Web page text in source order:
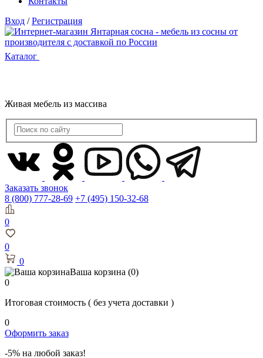
Вход / Регистрация
Каталог
Живая мебель из массива
Заказать звонок
8 (800) 777-28-69 +7 (495) 150-32-68
0
0
0
Ваша корзина (0)
0
Итоговая стоимость ( без учета доставки )
0
Оформить заказ
-5% на любой заказ!